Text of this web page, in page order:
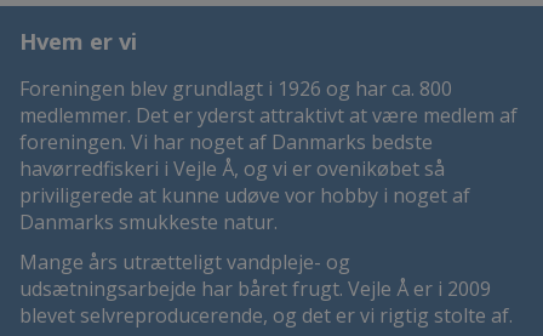
Hvem er vi
Foreningen blev grundlagt i 1926 og har ca. 800
medlemmer. Det er yderst attraktivt at være medlem af
foreningen. Vi har noget af Danmarks bedste
havørredfiskeri i Vejle Å, og vi er ovenikøbet så
priviligerede at kunne udøve vor hobby i noget af
Danmarks smukkeste natur.
Mange års utrætteligt vandpleje- og
udsætningsarbejde har båret frugt. Vejle Å er i 2009
blevet selvreproducerende, og det er vi rigtig stolte af.